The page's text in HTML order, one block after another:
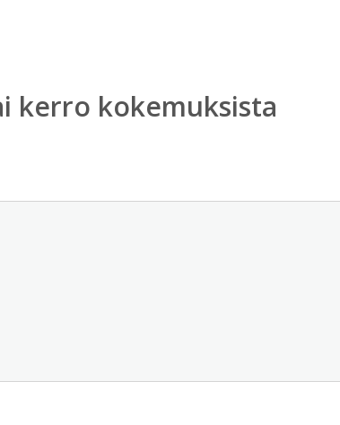
kerro kokemuksista